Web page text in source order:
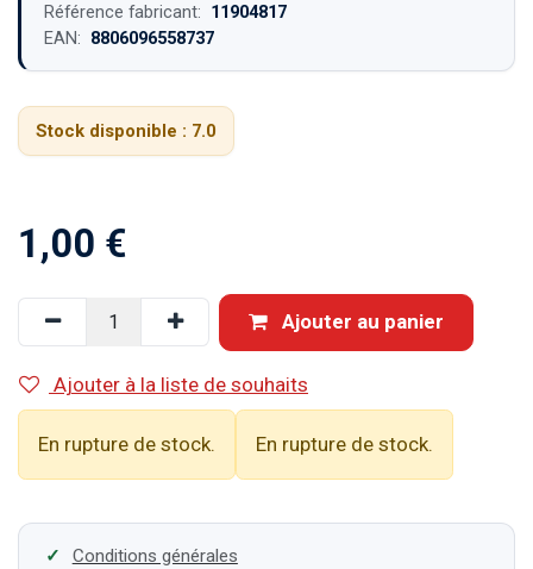
Référence fabricant: 11904817
EAN: 8806096558737
Stock disponible : 7.0
1,00 €
Ajouter au panier
Ajouter à la liste de souhaits
En rupture de stock. En rupture de stock.
Conditions générales